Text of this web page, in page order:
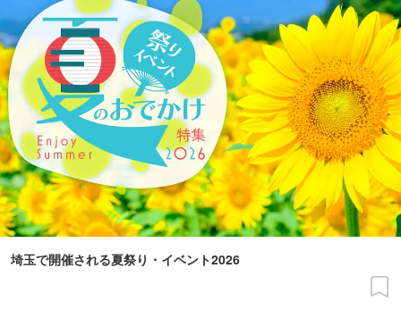
埼玉で開催される夏祭り・イベント2026